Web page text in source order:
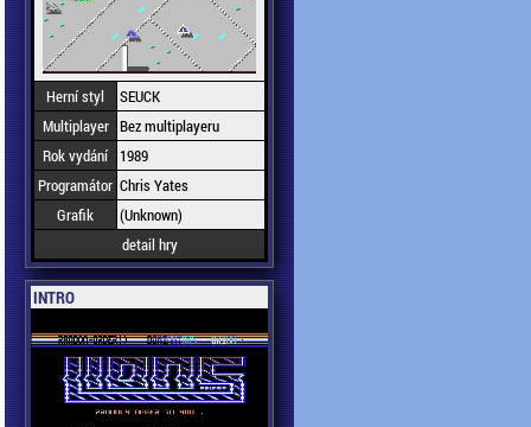
Herní styl
SEUCK
Multiplayer Bez multiplayeru
Rok vydání
1989
Programátor Chris Yates
Grafik
(Unknown)
detail hry
INTRO